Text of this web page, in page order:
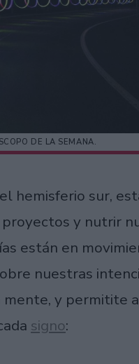
DE LA SEMANA.
hemisferio sur,
y nutrir
están en
nuestras
y permitite
signo: